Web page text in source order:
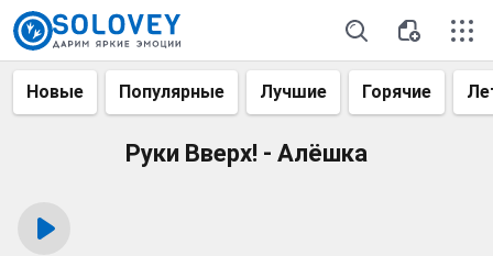
Новые Популярные Лучшие Горячие
Руки Вверх! - Алёшка